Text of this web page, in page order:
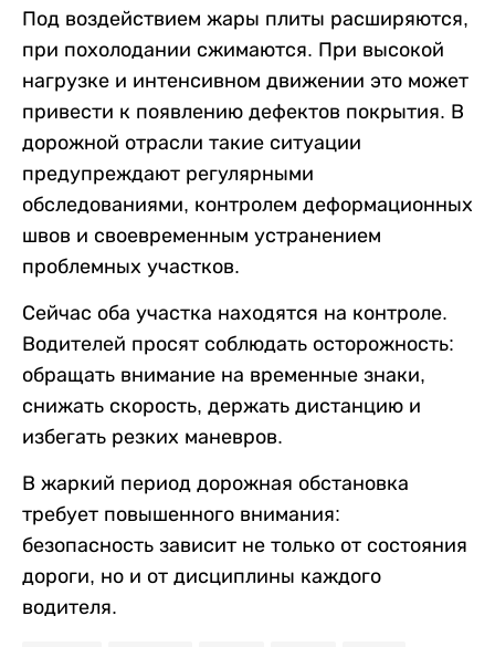
Под воздействием жары плиты расширяются,
при похолодании сжимаются. При высокой
нагрузке и интенсивном движении это может
привести к появлению дефектов покрытия. В
дорожной отрасли такие ситуации
предупреждают регулярными
обследованиями, контролем деформационных
швов и своевременным устранением
проблемных участков.
Сейчас оба участка находятся на контроле.
Водителей просят соблюдать осторожность:
обращать внимание на временные знаки,
снижать скорость, держать дистанцию и
избегать резких маневров.
В жаркий период дорожная обстановка
требует повышенного внимания:
безопасность зависит не только от состояния
дороги, но и от дисциплины каждого
водителя.